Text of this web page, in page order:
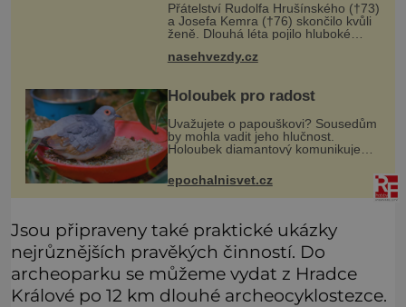
Přátelství Rudolfa Hrušínského (†73)
a Josefa Kemra (†76) skončilo kvůli
ženě. Dlouhá léta pojilo hluboké
Národního divadla – Josefa Kemra
nasehvezdy.cz
Holoubek pro radost
Uvažujete o papouškovi? Sousedům
by mohla vadit jeho hlučnost.
Holoubek diamantový komunikuje
roztomilý a hodí se i pro chovatele
začátečníky. Jedná se o nenároč
epochalnisvet.cz
Jsou připraveny také praktické ukázky
nejrůznějších pravěkých činností. Do
archeoparku se můžeme vydat z Hradce
Králové po 12 km dlouhé archeocyklostezce.